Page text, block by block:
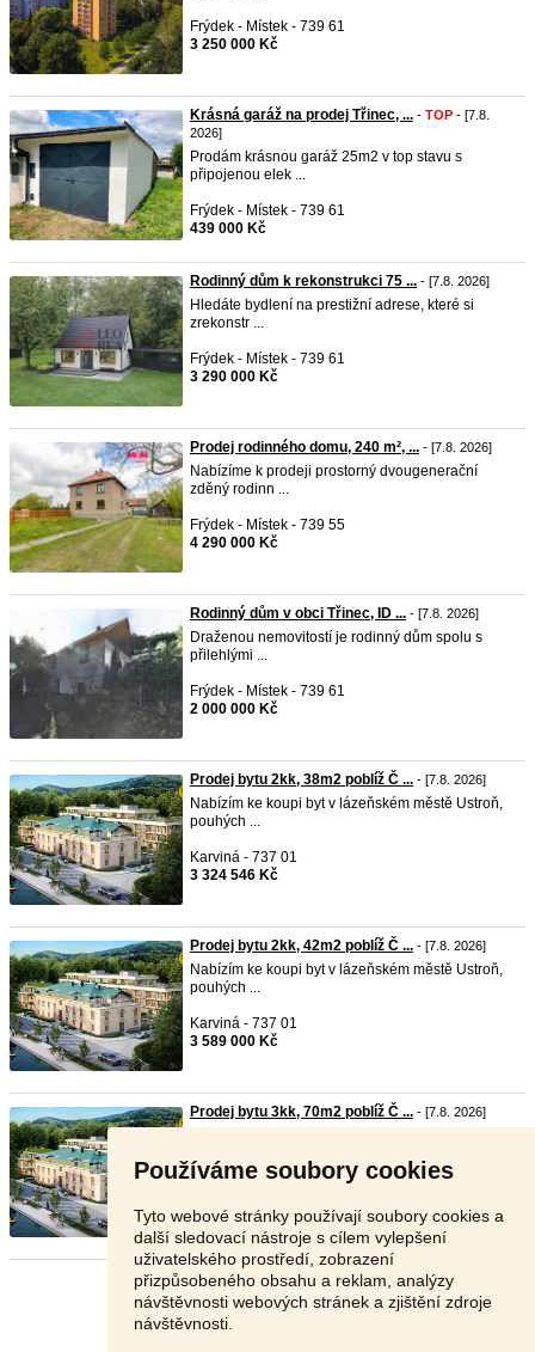
Používáme soubory cookies
Tyto webové stránky používají soubory cookies a
další sledovací nástroje s cílem vylepšení
uživatelského prostředí, zobrazení
přizpůsobeného obsahu a reklam, analýzy
návštěvnosti webových stránek a zjištění zdroje
návštěvnosti.
Frýdek - Místek - 739 61
3 250 000 Kč
Krásná garáž na prodej Třinec, ... - TOP - [7.8.
2026]
Prodám krásnou garáž 25m2 v top stavu s
připojenou elek ...
Frýdek - Místek - 739 61
439 000 Kč
Rodinný dům k rekonstrukci 75 ... - [7.8. 2026]
Hledáte bydlení na prestižní adrese, které si
zrekonstr ...
Frýdek - Místek - 739 61
3 290 000 Kč
Prodej rodinného domu, 240 m², ... - [7.8. 2026]
Nabízíme k prodeji prostorný dvougenerační
zděný rodinn ...
Frýdek - Místek - 739 55
4 290 000 Kč
Rodinný dům v obci Třinec, ID ... - [7.8. 2026]
Draženou nemovitostí je rodinný dům spolu s
přilehlými ...
Frýdek - Místek - 739 61
2 000 000 Kč
Prodej bytu 2kk, 38m2 poblíž Č ... - [7.8. 2026]
Nabízím ke koupi byt v lázeňském městě Ustroň,
pouhých ...
Karviná - 737 01
3 324 546 Kč
Prodej bytu 2kk, 42m2 poblíž Č ... - [7.8. 2026]
Nabízím ke koupi byt v lázeňském městě Ustroň,
pouhých ...
Karviná - 737 01
3 589 000 Kč
Prodej bytu 3kk, 70m2 poblíž Č ... - [7.8. 2026]
6 040 687 Kč
Stránka: 1 2 3 Další